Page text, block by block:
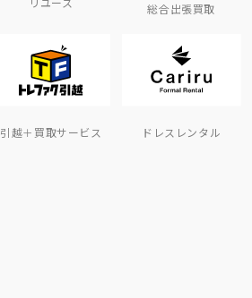
総合出張買取
引越＋買取サービス ドレスレンタル